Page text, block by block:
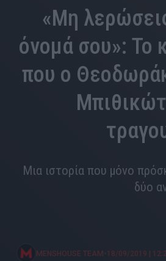
«Μη
όνομά σου»: Το
που o
Μια ιστορία που μόνο
δύο
MENSHOUSE TEAM 18/09/2019 |